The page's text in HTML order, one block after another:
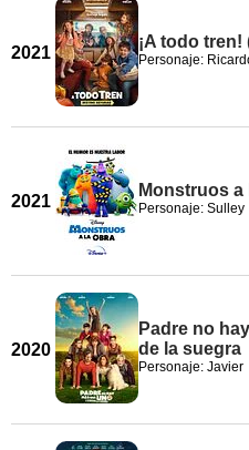
2021
¡A todo
Personaje:
2021
Monstruos a
Personaje: Sulley
2020
Padre no
de la suegra
Personaje: Javier